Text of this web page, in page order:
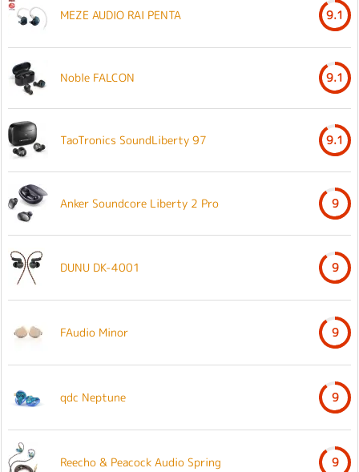
MEZE AUDIO RAI PENTA 9.1
Noble FALCON 9.1
TaoTronics SoundLiberty 97 9.1
Anker Soundcore Liberty 2 Pro 9
DUNU DK-4001 9
FAudio Minor 9
qdc Neptune 9
Reecho & Peacock Audio Spring 9